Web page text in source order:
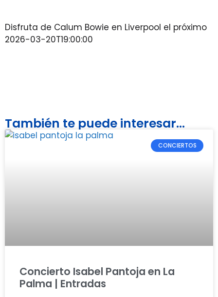
Disfruta de Calum Bowie en Liverpool el próximo
2026-03-20T19:00:00
También te puede interesar...
CONCIERTOS
Concierto Isabel Pantoja en La
Palma | Entradas